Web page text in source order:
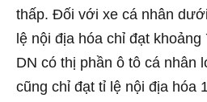
thấp. Đối với xe cá nhân
lệ nội địa hóa chỉ đạt
DN có thị phần ô tô cá nhân
cũng chỉ đạt tỉ lệ nội địa hóa